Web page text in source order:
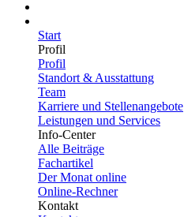
Start
Profil
Profil
Standort & Ausstattung
Team
Karriere und Stellenangebote
Leistungen und Services
Info-Center
Alle Beiträge
Fachartikel
Der Monat online
Online-Rechner
Kontakt